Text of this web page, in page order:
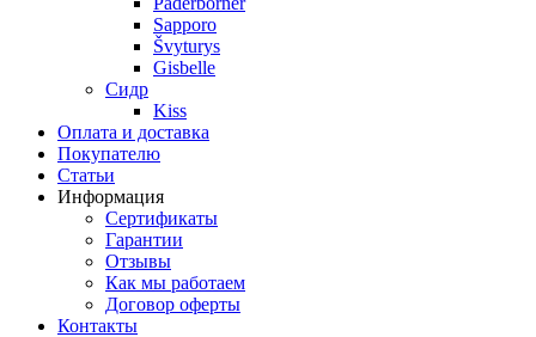
Sapporo
Švyturys
Gisbelle
Сидр
Kiss
Оплата и доставка
Покупателю
Статьи
Информация
Сертификаты
Гарантии
Отзывы
Как мы работаем
Договор оферты
Контакты